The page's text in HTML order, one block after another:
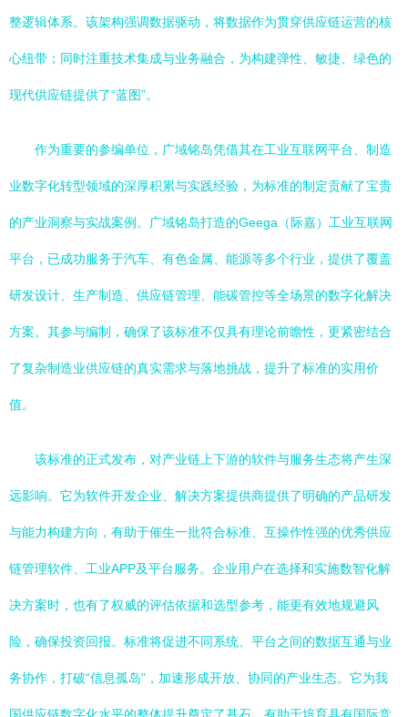
整逻辑体系。该架构强调数据驱动，将数据作为贯穿供应链运营的核
心纽带；同时注重技术集成与业务融合，为构建弹性、敏捷、绿色的
现代供应链提供了“蓝图”。
作为重要的参编单位，广域铭岛凭借其在工业互联网平台、制造
业数字化转型领域的深厚积累与实践经验，为标准的制定贡献了宝贵
的产业洞察与实战案例。广域铭岛打造的Geega（际嘉）工业互联网
平台，已成功服务于汽车、有色金属、能源等多个行业，提供了覆盖
研发设计、生产制造、供应链管理、能碳管控等全场景的数字化解决
方案。其参与编制，确保了该标准不仅具有理论前瞻性，更紧密结合
了复杂制造业供应链的真实需求与落地挑战，提升了标准的实用价
值。
该标准的正式发布，对产业链上下游的软件与服务生态将产生深
远影响。它为软件开发企业、解决方案提供商提供了明确的产品研发
与能力构建方向，有助于催生一批符合标准、互操作性强的优秀供应
链管理软件、工业APP及平台服务。企业用户在选择和实施数智化解
决方案时，也有了权威的评估依据和选型参考，能更有效地规避风
险，确保投资回报。标准将促进不同系统、平台之间的数据互通与业
务协作，打破“信息孤岛”，加速形成开放、协同的产业生态。它为我